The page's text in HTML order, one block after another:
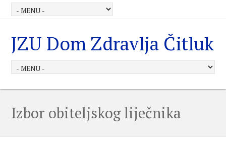
JZU Dom Zdravlja Čitluk
Izbor obiteljskog liječnika